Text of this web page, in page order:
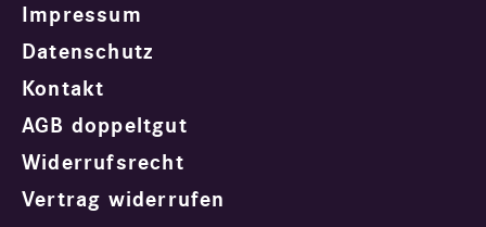
Impressum
Datenschutz
Kontakt
AGB doppeltgut
Widerrufsrecht
Vertrag widerrufen